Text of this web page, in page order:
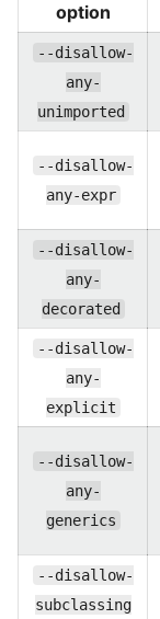
option
--disallow-
any-
unimported
--disallow-
any-expr
--disallow-
any-
decorated
--disallow-
any-
explicit
--disallow-
any-
generics
--disallow-
subclassing